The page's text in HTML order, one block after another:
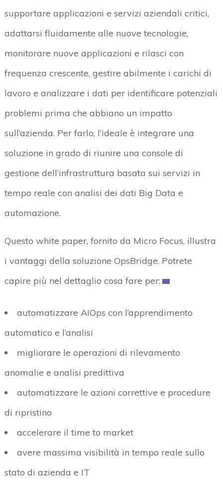
supportare applicazioni e servizi aziendali critici,
adattarsi fluidamente alle nuove tecnologie,
monitorare nuove applicazioni e rilasci con
frequenza crescente, gestire abilmente i carichi di
lavoro e analizzare i dati per identificare potenziali
problemi prima che abbiano un impatto
sull’azienda. Per farlo, l’ideale è integrare una
soluzione in grado di riunire una console di
gestione dell’infrastruttura basata sui servizi in
tempo reale con analisi dei dati Big Data e
automazione.
Questo white paper, fornito da Micro Focus, illustra
i vantaggi della soluzione OpsBridge. Potrete
capire più nel dettaglio cosa fare per:
automatizzare AIOps con l’apprendimento
automatico e l’analisi
migliorare le operazioni di rilevamento
anomalie e analisi predittiva
automatizzare le azioni correttive e procedure
di ripristino
accelerare il time to market
avere massima visibilità in tempo reale sullo
stato di azienda e IT